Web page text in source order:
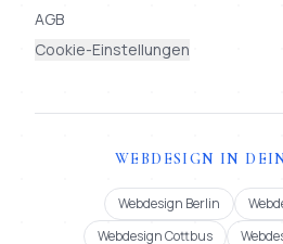
AGB
Cookie-Einstellungen
WEBDESIGN IN
Webdesign Berlin
Webdesign Cottbus